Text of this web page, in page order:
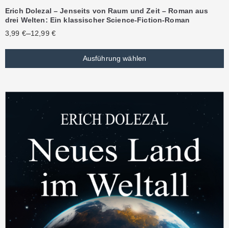
Erich Dolezal – Jenseits von Raum und Zeit – Roman aus
drei Welten: Ein klassischer Science-Fiction-Roman
3,99 €–12,99 €
Ausführung wählen